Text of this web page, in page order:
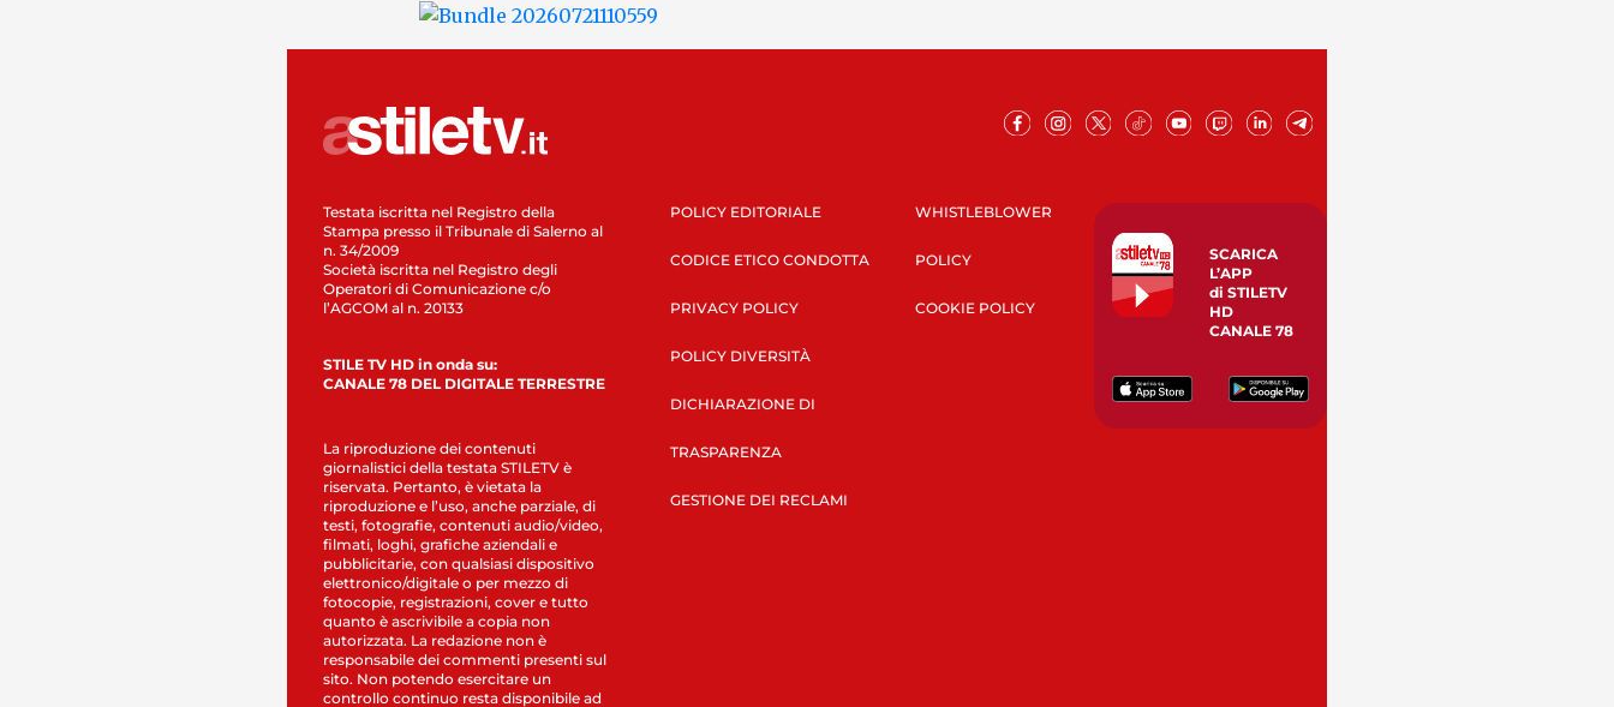
Testata iscritta nel Registro della
Stampa presso il Tribunale di Salerno al
n. 34/2009
Società iscritta nel Registro degli
Operatori di Comunicazione c/o
l’AGCOM al n. 20133
STILE TV HD in onda su:
CANALE 78 DEL DIGITALE TERRESTRE
La riproduzione dei contenuti
giornalistici della testata STILETV è
riservata. Pertanto, è vietata la
riproduzione e l’uso, anche parziale, di
testi, fotografie, contenuti audio/video,
filmati, loghi, grafiche aziendali e
pubblicitarie, con qualsiasi dispositivo
elettronico/digitale o per mezzo di
fotocopie, registrazioni, cover e tutto
quanto è ascrivibile a copia non
autorizzata. La redazione non è
responsabile dei commenti presenti sul
sito. Non potendo esercitare un
controllo continuo resta disponibile ad
POLICY EDITORIALE
CODICE ETICO CONDOTTA
PRIVACY POLICY
POLICY DIVERSITÀ
DICHIARAZIONE DI
TRASPARENZA
GESTIONE DEI RECLAMI
WHISTLEBLOWER
POLICY
COOKIE POLICY
SCARICA
L’APP
di STILETV
HD
CANALE 78